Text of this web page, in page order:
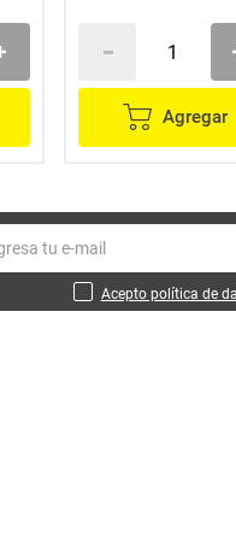
Agregar
Acepto política de